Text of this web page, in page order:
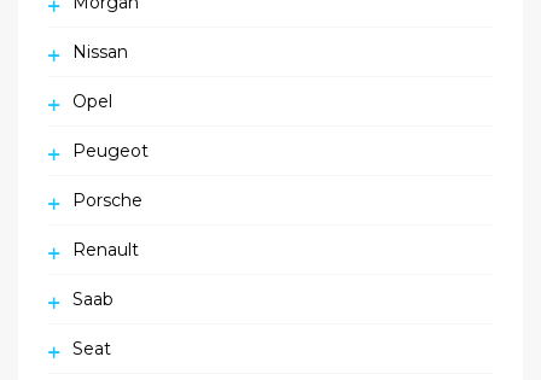
Nissan
Opel
Peugeot
Porsche
Renault
Saab
Seat